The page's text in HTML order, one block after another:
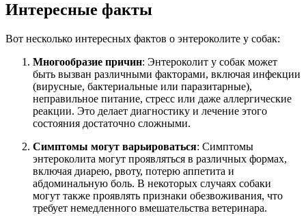
Интересные факты
Вот несколько интересных фактов о энтероколите у собак:
Многообразие причин: Энтероколит у собак может
быть вызван различными факторами, включая инфекции
(вирусные, бактериальные или паразитарные),
неправильное питание, стресс или даже аллергические
реакции. Это делает диагностику и лечение этого
состояния достаточно сложными.
Симптомы могут варьироваться: Симптомы
энтероколита могут проявляться в различных формах,
включая диарею, рвоту, потерю аппетита и
абдоминальную боль. В некоторых случаях собаки
могут также проявлять признаки обезвоживания, что
требует немедленного вмешательства ветеринара.